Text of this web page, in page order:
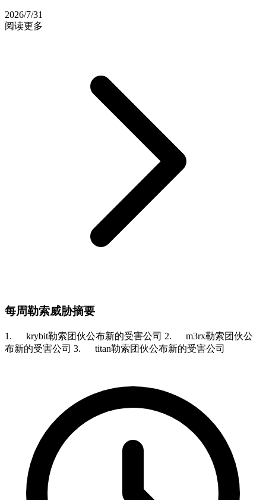
2026/7/31
阅读更多
每周勒索威胁摘要
1. krybit勒索团伙公布新的受害公司 2. m3rx勒索团伙公
布新的受害公司 3. titan勒索团伙公布新的受害公司